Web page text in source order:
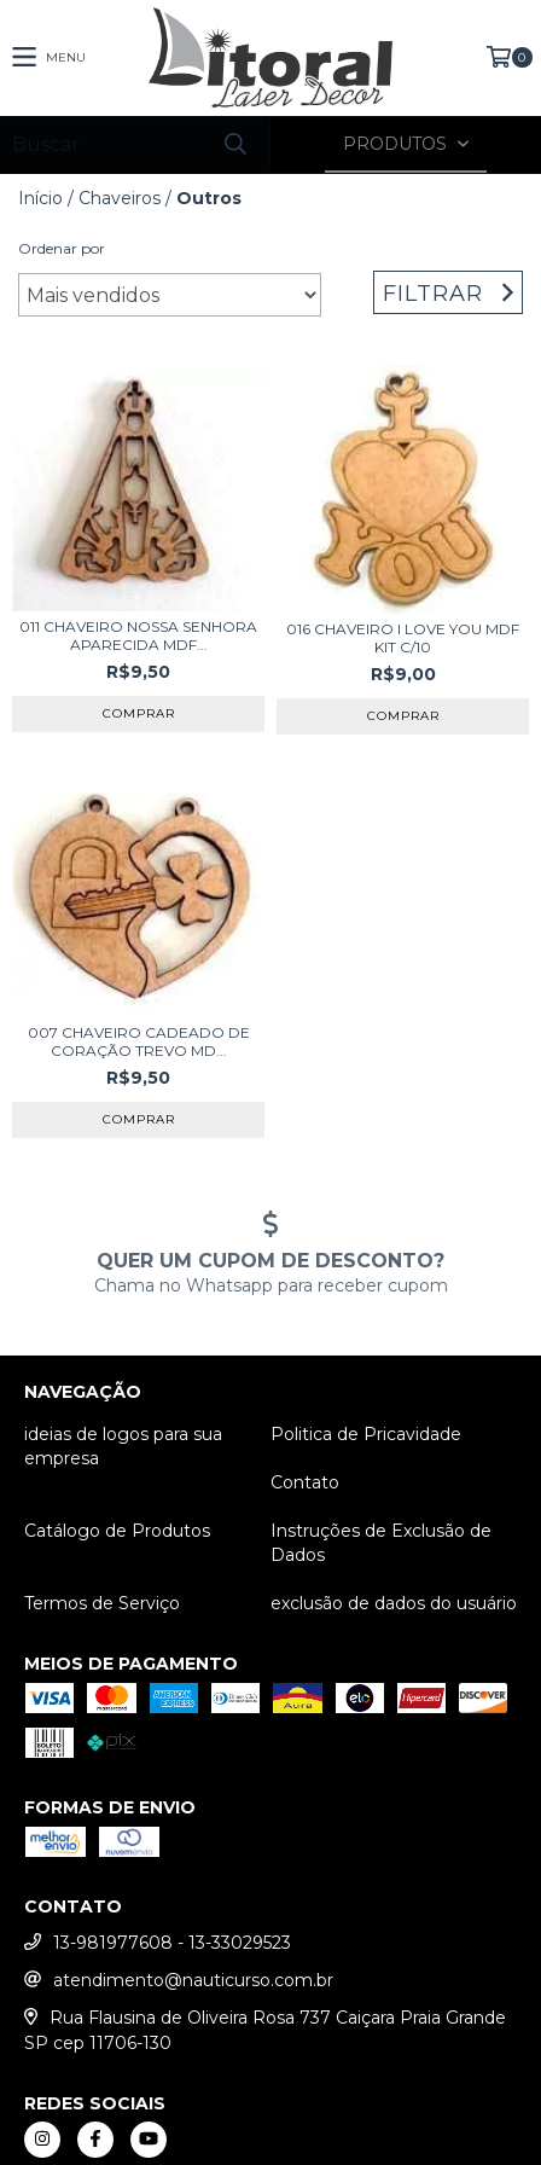
MENU 0
PRODUTOS
Início / Chaveiros / Outros
Ordenar por
FILTRAR
011 CHAVEIRO NOSSA SENHORA
APARECIDA MDF...
R$9,50
016 CHAVEIRO I LOVE YOU MDF
KIT C/10
R$9,00
007 CHAVEIRO CADEADO DE
CORAÇÃO TREVO MD...
R$9,50
QUER UM CUPOM DE DESCONTO?
Chama no Whatsapp para receber cupom
NAVEGAÇÃO
ideias de logos para sua
empresa
Politica de Pricavidade
Contato
Catálogo de Produtos
Instruções de Exclusão de
Dados
Termos de Serviço exclusão de dados do usuário
MEIOS DE PAGAMENTO
FORMAS DE ENVIO
CONTATO
13-981977608 - 13-33029523
atendimento@nauticurso.com.br
Rua Flausina de Oliveira Rosa 737 Caiçara Praia Grande
SP cep 11706-130
REDES SOCIAIS